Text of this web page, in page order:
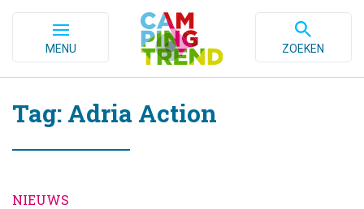
MENU ZOEKEN
Tag: Adria Action
NIEUWS